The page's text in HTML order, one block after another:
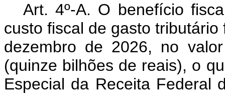
Art. 4º-A. O benefício
custo fiscal de gasto
dezembro de 2026, no
(quinze bilhões de reais), o
Especial da Receita Federal